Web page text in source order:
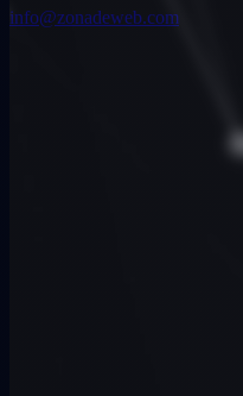
info@zonadeweb.com